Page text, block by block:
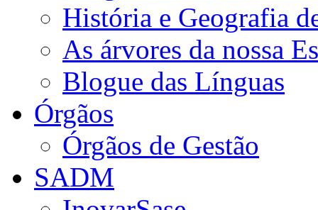
História e Geografia
As árvores da nossa
Blogue das Línguas
Órgãos
Órgãos de Gestão
SADM